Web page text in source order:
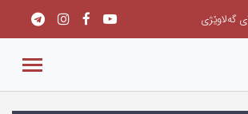
- 14ی گەلاوێژی